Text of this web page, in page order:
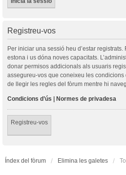
Registreu-vos
Per iniciar una sessió heu d’estar
estona i us dóna noves capacitats.
donar permisos addicionals als usuaris
assegureu-vos que coneixeu les condicions
de llegir les regles del fòrum mentre hi
Condicions d’ús | Normes de privadesa
Registreu-vos
Índex del fòrum Elimina les galetes